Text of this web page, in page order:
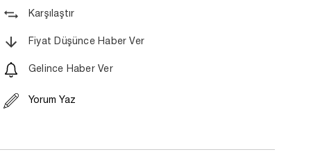
Karşılaştır
Fiyat Düşünce Haber Ver
Gelince Haber Ver
Yorum Yaz